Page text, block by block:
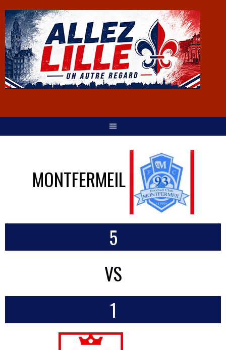
MONTFERMEIL
5
VS
1